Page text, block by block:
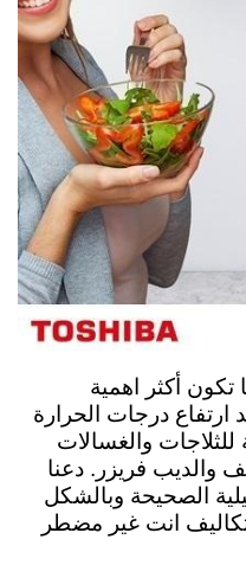
تكون أكثر اهمية
درجات الحرارة
والغسالات
والديب فريزر. دعنا
الصحيحة وبالشكل
انت غير مضطر